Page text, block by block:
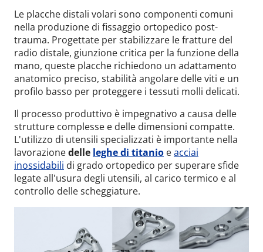
Le placche distali volari sono componenti comuni
nella produzione di fissaggio ortopedico post-
trauma. Progettate per stabilizzare le fratture del
radio distale, giunzione critica per la funzione della
mano, queste placche richiedono un adattamento
anatomico preciso, stabilità angolare delle viti e un
profilo basso per proteggere i tessuti molli delicati.
Il processo produttivo è impegnativo a causa delle
strutture complesse e delle dimensioni compatte.
L'utilizzo di utensili specializzati è importante nella
lavorazionedelle leghe di titanio eacciai
inossidabili di grado ortopedico per superare sfide
legate all'usura degli utensili, al carico termico e al
controllo delle scheggiature.